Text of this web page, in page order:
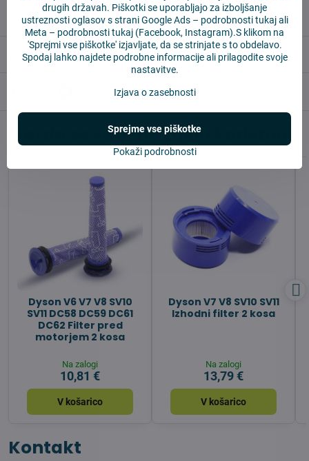
✅14 dni za vračilo blaga
Opis
Morda se vam bo zdelo koristno
Dyson V6 V7 V8 SV10
SV11 DC58 DC59 DC61
DC62 Filter pred
motorjem 2 kosa
Na zalogi
10,81 €
V košarico
Dyson V7 V8 SV10 SV11
Izhodni filter 2 kosa
Na zalogi
13,79 €
V košarico
Kontakt
drugih državah. Piškotki se uporabljajo za izboljšanje
ustreznosti oglasov s strani Google Ads – podrobnosti tukajali
Meta – podrobnosti tukaj (Facebook, Instagram).S klikom na
'Sprejmi vse piškotke' izjavljate, da se strinjate s to obdelavo.
Spodaj lahko najdete podrobne informacije ali prilagodite svoje
nastavitve.
Izjava o zasebnosti
Pokaži podrobnosti
Sprejme vse piškotke